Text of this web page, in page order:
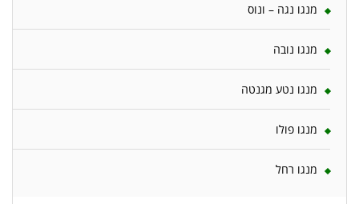
מנגו נגה – ונוס
מנגו נובה
מנגו נטע מגנטה
מנגו פולו
מנגו רחל